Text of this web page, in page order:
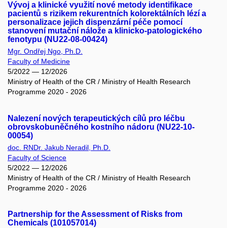
Vývoj a klinické využití nové metody identifikace
pacientů s rizikem rekurentních kolorektálních lézí a
personalizace jejich dispenzární péče pomocí
stanovení mutační nálože a klinicko-patologického
fenotypu (NU22-08-00424)
Mgr. Ondřej Ngo, Ph.D.
Faculty of Medicine
5/2022 — 12/2026
Ministry of Health of the CR / Ministry of Health Research
Programme 2020 - 2026
Nalezení nových terapeutických cílů pro léčbu
obrovskobuněčného kostního nádoru (NU22-10-
00054)
doc. RNDr. Jakub Neradil, Ph.D.
Faculty of Science
5/2022 — 12/2026
Ministry of Health of the CR / Ministry of Health Research
Programme 2020 - 2026
Partnership for the Assessment of Risks from
Chemicals (101057014)